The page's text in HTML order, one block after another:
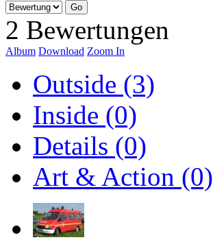
2 Bewertungen
Album Download Zoom In
Outside (3)
Inside (0)
Details (0)
Art & Action (0)